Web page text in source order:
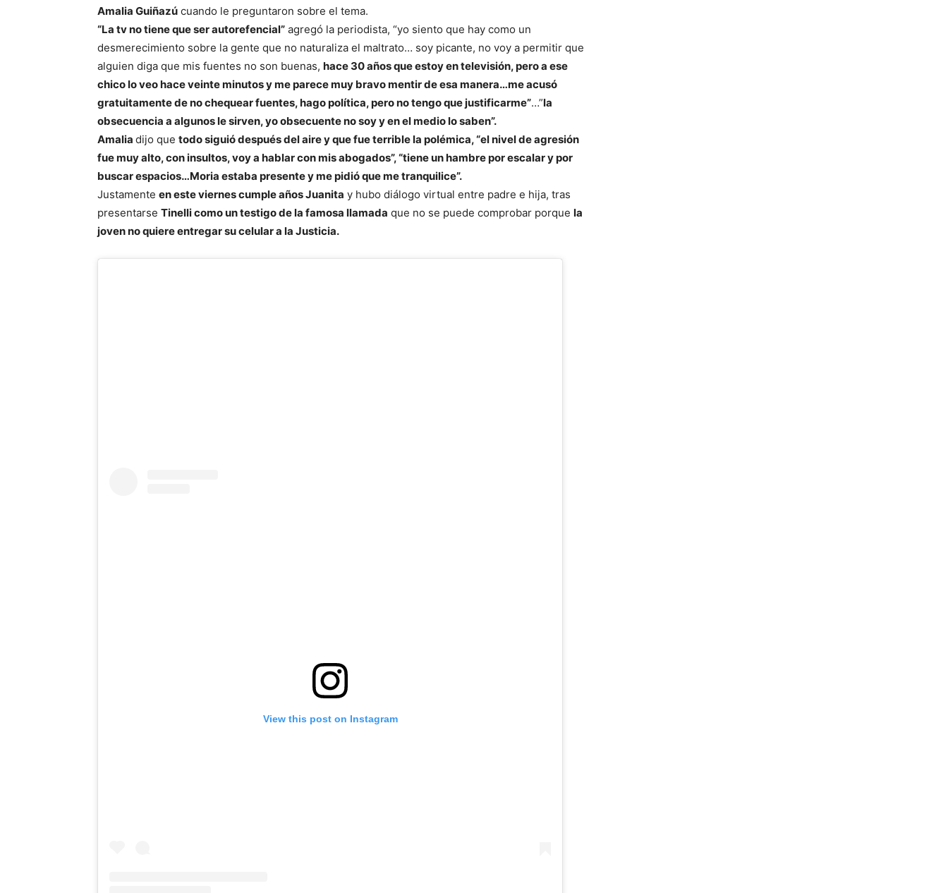
Amalia Guiñazú cuando le preguntaron sobre el tema.
“La tv no tiene que ser autorefencial” agregó la periodista, “yo siento que hay como un
desmerecimiento sobre la gente que no naturaliza el maltrato… soy picante, no voy a permitir que
alguien diga que mis fuentes no son buenas, hace 30 años que estoy en televisión, pero a ese
chico lo veo hace veinte minutos y me parece muy bravo mentir de esa manera…me acusó
gratuitamente de no chequear fuentes, hago política, pero no tengo que justificarme”…”la
obsecuencia a algunos le sirven, yo obsecuente no soy y en el medio lo saben”.
Amalia dijo que todo siguió después del aire y que fue terrible la polémica, “el nivel de agresión
fue muy alto, con insultos, voy a hablar con mis abogados”, “tiene un hambre por escalar y por
buscar espacios…Moria estaba presente y me pidió que me tranquilice”.
Justamente en este viernes cumple años Juanita y hubo diálogo virtual entre padre e hija, tras
presentarse Tinelli como un testigo de la famosa llamada que no se puede comprobar porque la
joven no quiere entregar su celular a la Justicia.
View this post on Instagram